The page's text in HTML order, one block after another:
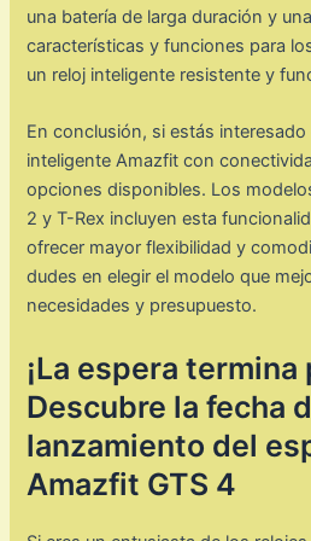
una batería de larga duración y
características y funciones para
un reloj inteligente resistente y
En conclusión, si estás
inteligente Amazfit con
opciones disponibles. Los
2 y T-Rex incluyen esta
ofrecer mayor flexibilidad y
dudes en elegir el modelo que
necesidades y presupuesto.
¡La espera termina
Descubre la fecha
lanzamiento del
Amazfit GTS 4